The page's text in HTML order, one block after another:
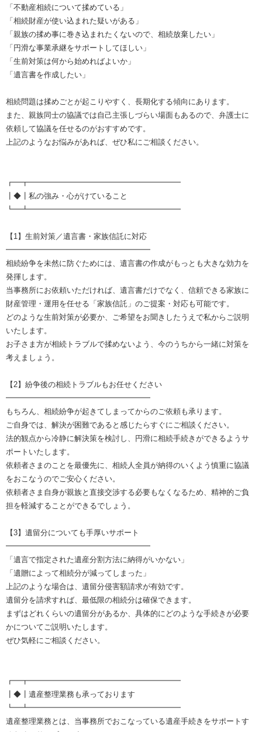
「不動産相続について揉めている」
「相続財産が使い込まれた疑いがある」
「親族の揉め事に巻き込まれたくないので、相続放棄したい」
「円滑な事業承継をサポートしてほしい」
「生前対策は何から始めればよいか」
「遺言書を作成したい」
相続問題は揉めごとが起こりやすく、長期化する傾向にあります。
また、親族同士の協議では自己主張しづらい場面もあるので、弁護士に
依頼して協議を任せるのがおすすめです。
上記のようなお悩みがあれば、ぜひ私にご相談ください。
┏━┳━━━━━━━━━━━━━━━━━━━━
┃◆┃私の強み・心がけていること
┗━┻━━━━━━━━━━━━━━━━━━━━
【1】生前対策／遺言書・家族信託に対応
━━━━━━━━━━━━━━━━━━━
相続紛争を未然に防ぐためには、遺言書の作成がもっとも大きな効力を
発揮します。
当事務所にお依頼いただければ、遺言書だけでなく、信頼できる家族に
財産管理・運用を任せる「家族信託」のご提案・対応も可能です。
どのような生前対策が必要か、ご希望をお聞きしたうえで私からご説明
いたします。
お子さま方が相続トラブルで揉めないよう、今のうちから一緒に対策を
考えましょう。
【2】紛争後の相続トラブルもお任せください
━━━━━━━━━━━━━━━━━━━
もちろん、相続紛争が起きてしまってからのご依頼も承ります。
ご自身では、解決が困難であると感じたらすぐにご相談ください。
法的観点から冷静に解決策を検討し、円滑に相続手続きができるようサ
ポートいたします。
依頼者さまのことを最優先に、相続人全員が納得のいくよう慎重に協議
をおこなうのでご安心ください。
依頼者さま自身が親族と直接交渉する必要もなくなるため、精神的ご負
担を軽減することができるでしょう。
【3】遺留分についても手厚いサポート
━━━━━━━━━━━━━━━━━━━
「遺言で指定された遺産分割方法に納得がいかない」
「遺贈によって相続分が減ってしまった」
上記のような場合は、遺留分侵害額請求が有効です。
遺留分を請求すれば、最低限の相続分は確保できます。
まずはどれくらいの遺留分があるか、具体的にどのような手続きが必要
かについてご説明いたします。
ぜひ気軽にご相談ください。
┏━┳━━━━━━━━━━━━━━━━━━━━
┃◆┃遺産整理業務も承っております
┗━┻━━━━━━━━━━━━━━━━━━━━
遺産整理業務とは、当事務所でおこなっている遺産手続きをサポートす